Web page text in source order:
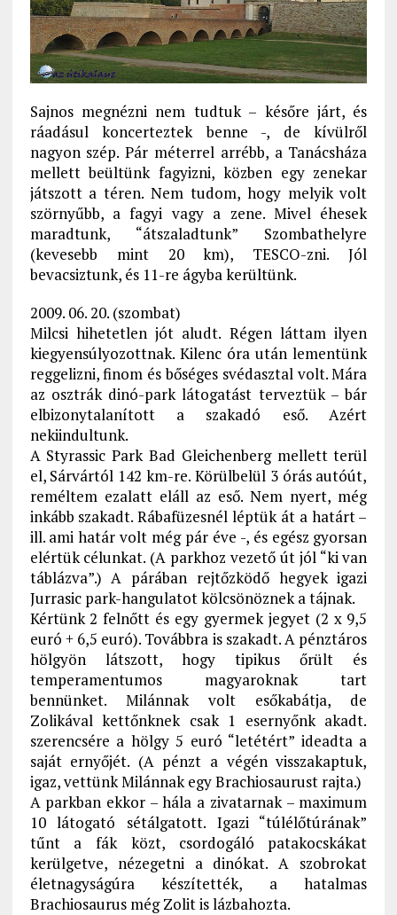
Sajnos megnézni nem tudtuk – későre járt, és
ráadásul koncerteztek benne -, de kívülről
nagyon szép. Pár méterrel arrébb, a Tanácsháza
mellett beültünk fagyizni, közben egy zenekar
játszott a téren. Nem tudom, hogy melyik volt
szörnyűbb, a fagyi vagy a zene. Mivel éhesek
maradtunk, “átszaladtunk” Szombathelyre
(kevesebb mint 20 km), TESCO-zni. Jól
bevacsiztunk, és 11-re ágyba kerültünk.
2009. 06. 20. (szombat)
Milcsi hihetetlen jót aludt. Régen láttam ilyen
kiegyensúlyozottnak. Kilenc óra után lementünk
reggelizni, finom és bőséges svédasztal volt. Mára
az osztrák dinó-park látogatást terveztük – bár
elbizonytalanított a szakadó eső. Azért
nekiindultunk.
A Styrassic Park Bad Gleichenberg mellett terül
el, Sárvártól 142 km-re. Körülbelül 3 órás autóút,
reméltem ezalatt eláll az eső. Nem nyert, még
inkább szakadt. Rábafüzesnél léptük át a határt –
ill. ami határ volt még pár éve -, és egész gyorsan
elértük célunkat. (A parkhoz vezető út jól “ki van
táblázva”.) A párában rejtőzködő hegyek igazi
Jurrasic park-hangulatot kölcsönöznek a tájnak.
Kértünk 2 felnőtt és egy gyermek jegyet (2 x 9,5
euró + 6,5 euró). Továbbra is szakadt. A pénztáros
hölgyön látszott, hogy tipikus őrült és
temperamentumos magyaroknak tart
bennünket. Milánnak volt esőkabátja, de
Zolikával kettőnknek csak 1 esernyőnk akadt.
szerencsére a hölgy 5 euró “letétért” ideadta a
saját ernyőjét. (A pénzt a végén visszakaptuk,
igaz, vettünk Milánnak egy Brachiosaurust rajta.)
A parkban ekkor – hála a zivatarnak – maximum
10 látogató sétálgatott. Igazi “túlélőtúrának”
tűnt a fák közt, csordogáló patakocskákat
kerülgetve, nézegetni a dinókat. A szobrokat
életnagyságúra készítették, a hatalmas
Brachiosaurus még Zolit is lázbahozta.